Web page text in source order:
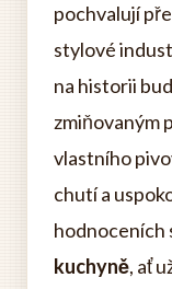
pochvalují
stylové
na historii
zmiňovaným
vlastního
chutí a
hodnoceních
kuchyně, ať